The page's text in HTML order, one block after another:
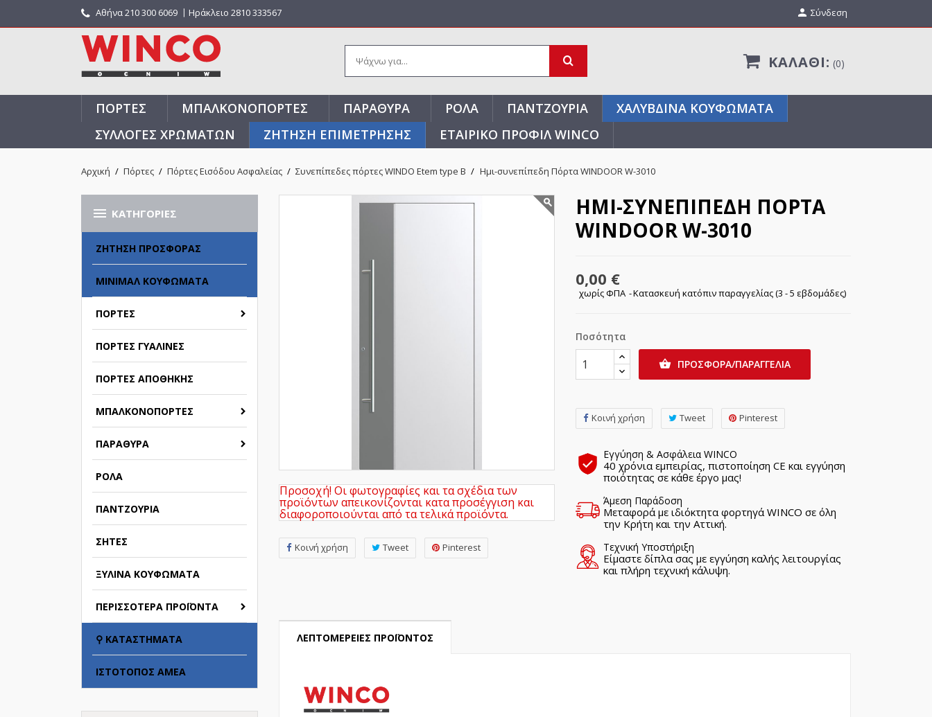
Αθήνα210 300 6069 〡Ηράκλειο 2810 333567  Σύνδεση
ΚΑΛΆΘΙ: 0
ΠΌΡΤΕΣ ΜΠΑΛΚΟΝΌΠΟΡΤΕΣ ΠΑΡΆΘΥΡΑ ΡΟΛΆ ΠΑΝΤΖΟΎΡΙΑ
ΧΑΛΎΒΔΙΝΑ ΚΟΥΦΏΜΑΤΑ
ΣΥΛΛΟΓΈΣ ΧΡΩΜΆΤΩΝ
ΖΗΤΗΣΗ ΕΠΙΜΕΤΡΗΣΗΣ ΕΤΑΙΡΙΚΌ ΠΡΟΦΊΛ WINCO
Αρχική Πόρτες Πόρτες Εισόδου Ασφαλείας Συνεπίπεδες πόρτες WINDO Etem type B Ημι-συνεπίπεδη Πόρτα WINDOOR W-3010
 ΚΑΤΗΓΟΡΊΕΣ
ΖΉΤΗΣΗ ΠΡΟΣΦΟΡΆΣ
ΜΊΝΙΜΑΛ ΚΟΥΦΏΜΑΤΑ
ΠΌΡΤΕΣ
ΠΌΡΤΕΣ ΓΥΆΛΙΝΕΣ
ΠΌΡΤΕΣ ΑΠΟΘΉΚΗΣ
ΜΠΑΛΚΟΝΌΠΟΡΤΕΣ
ΠΑΡΆΘΥΡΑ
ΡΟΛΆ
ΠΑΝΤΖΟΎΡΙΑ
ΣΉΤΕΣ
ΞΎΛΙΝΑ ΚΟΥΦΏΜΑΤΑ
ΠΕΡΙΣΣΌΤΕΡΑ ΠΡΟΪΌΝΤΑ
⚲ ΚΑΤΑΣΤΉΜΑΤΑ
ΙΣΤΌΤΟΠΟΣ ΑΜΕΑ
Προσοχή! Οι φωτογραφίες και τα σχέδια των
προϊόντων απεικονίζονται κατα προσέγγιση και
διαφοροποιούνται από τα τελικά προϊόντα.
Κοινή χρήση Tweet Pinterest
ΗΜΙ-ΣΥΝΕΠΊΠΕΔΗ ΠΌΡΤΑ
WINDOOR W-3010
0,00 €
χωρίς ΦΠΑ Κατασκευή κατόπιν παραγγελίας (3 - 5 εβδομάδες)
Ποσότητα
 ΠΡΟΣΦΟΡΑ/ΠΑΡΑΓΓΕΛΙΑ
Κοινή χρήση Tweet Pinterest
Εγγύηση & Ασφάλεια WINCO
40 χρόνια εμπειρίας, πιστοποίηση CE και εγγύηση
ποιότητας σε κάθε έργο μας!
Άμεση Παράδοση
Μεταφορά με ιδιόκτητα φορτηγά WINCO σε όλη
την Κρήτη και την Αττική.
Τεχνική Υποστήριξη
Είμαστε δίπλα σας με εγγύηση καλής λειτουργίας
και πλήρη τεχνική κάλυψη.
ΛΕΠΤΟΜΈΡΕΙΕΣ ΠΡΟΪΌΝΤΟΣ